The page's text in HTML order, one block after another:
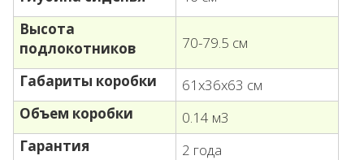
Высота
подлокотников
70-79.5 см
Габариты коробки
61х36х63 см
Объем коробки
0.14 м3
Гарантия
2 года